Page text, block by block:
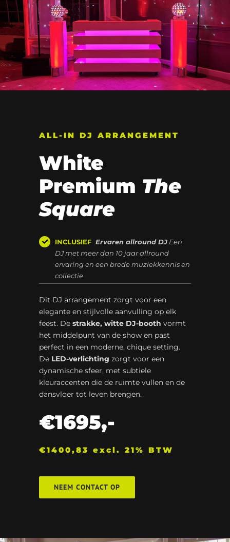
ALL-IN DJ ARRANGEMENT
White
Premium The
Square
INCLUSIEF Ervaren allround DJ Een
DJ met meer dan 10 jaar allround
ervaring en een brede muziekkennis en
collectie
Dit DJ arrangement zorgt voor een
elegante en stijlvolle aanvulling op elk
feest. Destrakke, witte DJ-booth vormt
het middelpunt van de show en past
perfect in een moderne, chique setting.
De LED-verlichting zorgt voor een
dynamische sfeer, met subtiele
kleuraccenten die de ruimte vullen en de
dansvloer tot leven brengen.
€1695,-
€1400,83 excl. 21% BTW
NEEM CONTACT OP